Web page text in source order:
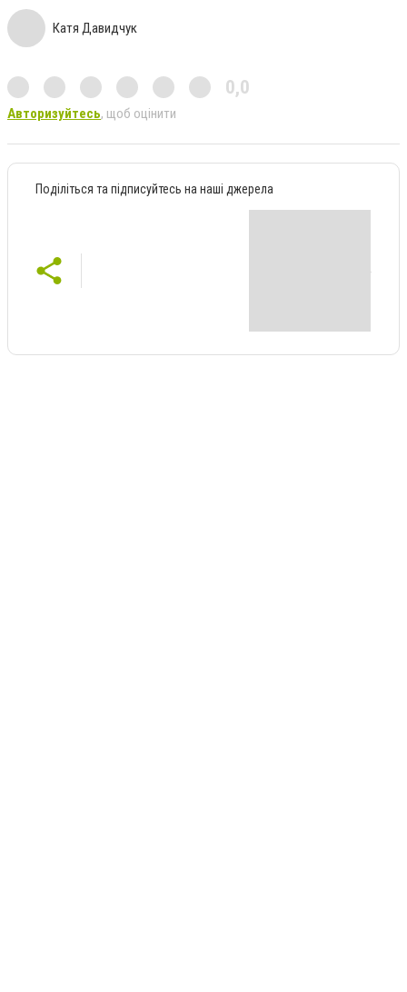
Катя Давидчук
0,0
Авторизуйтесь, щоб оцінити
Поділіться та підписуйтесь на наші джерела